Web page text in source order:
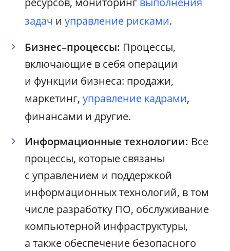
задач и управление рисками.
Бизнес–процессы: Процессы,
включающие в себя операции
и функции бизнеса: продажи,
маркетинг, управление кадрами,
финансами и другие.
Информационные технологии: Все
процессы, которые связаны
с управлением и поддержкой
информационных технологий, в том
числе разработку ПО, обслуживание
компьютерной инфраструктуры,
а также обеспечение безопасного